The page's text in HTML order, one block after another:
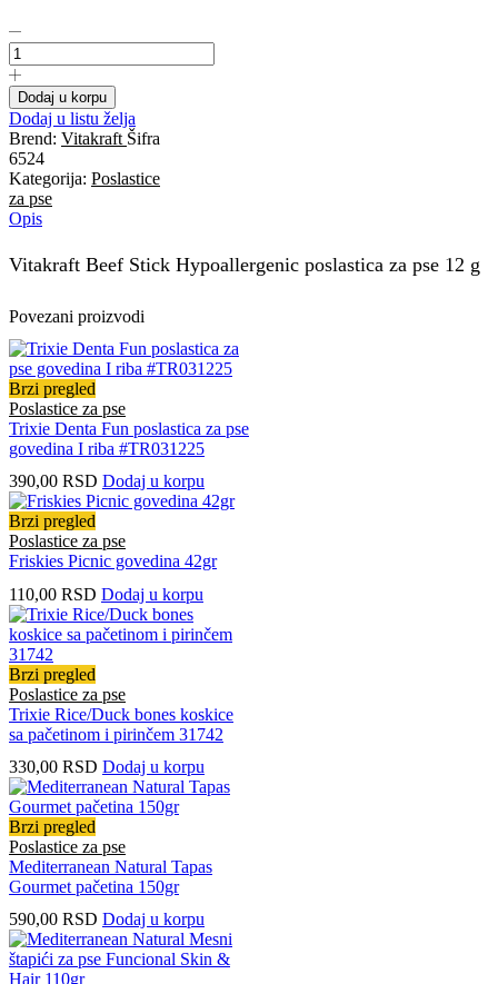
Vitakraft
Stick
poslastica
za
pse
Hypoallergenic
12
g
količina
Dodaj u korpu
Dodaj u listu želja
Brend: Vitakraft Šifra
6524
Kategorija: Poslastice
za pse
Opis
Vitakraft Beef Stick Hypoallergenic poslastica za pse 12 g
Povezani proizvodi
Brzi pregled
Poslastice za pse
Trixie Denta Fun poslastica za pse
govedina I riba #TR031225
390,00 RSD Dodaj u korpu
Brzi pregled
Poslastice za pse
Friskies Picnic govedina 42gr
110,00 RSD Dodaj u korpu
Brzi pregled
Poslastice za pse
Trixie Rice/Duck bones koskice
sa pačetinom i pirinčem 31742
330,00 RSD Dodaj u korpu
Brzi pregled
Poslastice za pse
Mediterranean Natural Tapas
Gourmet pačetina 150gr
590,00 RSD Dodaj u korpu